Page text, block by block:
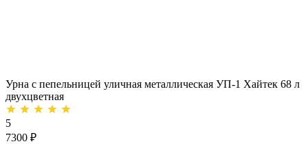
Урна с пепельницей уличная металлическая УП-1 Хайтек 68 л
двухцветная
5
7300 ₽